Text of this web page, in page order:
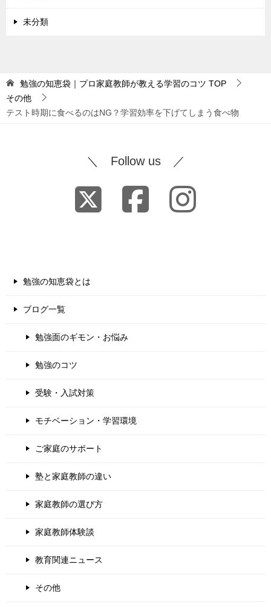
未分類
勉強の知恵袋｜プロ家庭教師が教える学習のコツ TOP
その他
テスト時期に食べるのはNG？学習効率を下げてしまう食べ物
＼ Follow us ／
勉強の知恵袋とは
ブログ一覧
勉強面のギモン・お悩み
勉強のコツ
受験・入試対策
モチベーション・学習環境
ご家庭のサポート
塾と家庭教師の違い
家庭教師の選び方
家庭教師体験談
教育関連ニュース
その他